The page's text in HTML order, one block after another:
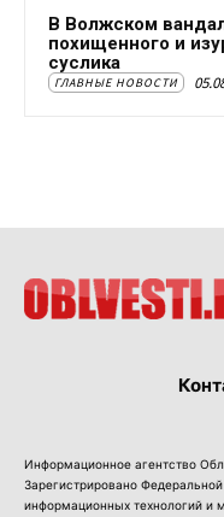
В Волжском
похищенного и
суслика
ГЛАВНЫЕ НОВОСТИ
Информационное агентство
Зарегистрировано
информационных технологий и